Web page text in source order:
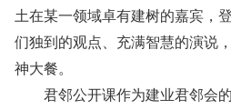
土在某一领域卓有建树的嘉宾，
们独到的观点、充满智慧的演说
神大餐。
君邻公开课作为建业君邻会